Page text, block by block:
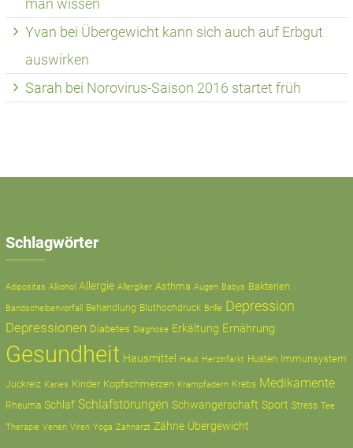
man wissen
Yvan bei Übergewicht kann sich auch auf Erbgut
auswirken
Sarah bei Norovirus-Saison 2016 startet früh
Schlagwörter
Adipositas Alkohol Allergie Allergiker Asthma Augen Babys Bakterien
Bandscheibenvorfall Behandlung Bluthochdruck Brille Depression
Depressionen Diabetes Diagnose Erkältung Ernährung
Gesundheit Hausmittel Haut Herzinfarkt Husten Immunsystem
Juckreiz Karies Kinder Kopfschmerzen Krampfadern Krebs Medikamente
Rheuma Schlaf Schlafstörungen Schwangerschaft Sport Stress Tee
Therapie Venen Viren Yoga Zahnarzt Zähne Übergewicht